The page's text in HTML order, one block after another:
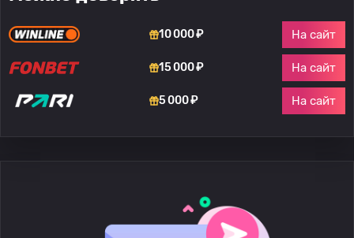
10 000 ₽ На сайт
15 000 ₽ На сайт
5 000 ₽ На сайт